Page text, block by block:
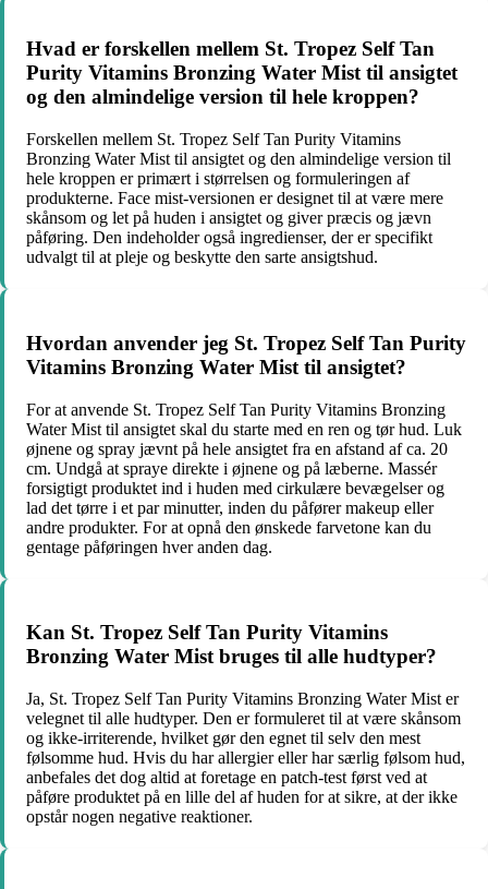
Hvad er forskellen mellem St. Tropez Self Tan
Purity Vitamins Bronzing Water Mist til ansigtet
og den almindelige version til hele kroppen?
Forskellen mellem St. Tropez Self Tan Purity Vitamins
Bronzing Water Mist til ansigtet og den almindelige version til
hele kroppen er primært i størrelsen og formuleringen af
produkterne. Face mist-versionen er designet til at være mere
skånsom og let på huden i ansigtet og giver præcis og jævn
påføring. Den indeholder også ingredienser, der er specifikt
udvalgt til at pleje og beskytte den sarte ansigtshud.
Hvordan anvender jeg St. Tropez Self Tan Purity
Vitamins Bronzing Water Mist til ansigtet?
For at anvende St. Tropez Self Tan Purity Vitamins Bronzing
Water Mist til ansigtet skal du starte med en ren og tør hud. Luk
øjnene og spray jævnt på hele ansigtet fra en afstand af ca. 20
cm. Undgå at spraye direkte i øjnene og på læberne. Massér
forsigtigt produktet ind i huden med cirkulære bevægelser og
lad det tørre i et par minutter, inden du påfører makeup eller
andre produkter. For at opnå den ønskede farvetone kan du
gentage påføringen hver anden dag.
Kan St. Tropez Self Tan Purity Vitamins
Bronzing Water Mist bruges til alle hudtyper?
Ja, St. Tropez Self Tan Purity Vitamins Bronzing Water Mist er
velegnet til alle hudtyper. Den er formuleret til at være skånsom
og ikke-irriterende, hvilket gør den egnet til selv den mest
følsomme hud. Hvis du har allergier eller har særlig følsom hud,
anbefales det dog altid at foretage en patch-test først ved at
påføre produktet på en lille del af huden for at sikre, at der ikke
opstår nogen negative reaktioner.